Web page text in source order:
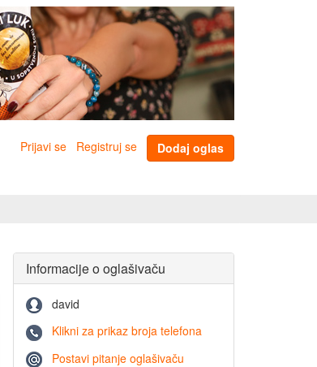
Prijavi se Registruj se Dodaj oglas
Informacije o oglašivaču
david
Klikni za prikaz broja telefona
Postavi pitanje oglašivaču